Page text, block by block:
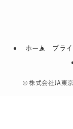
ホーム プラ
©株式会社JA東